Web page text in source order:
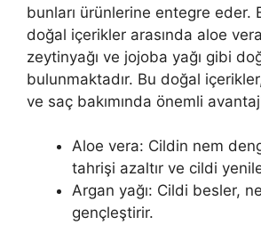
bunları ürünlerine entegre eder.
doğal içerikler arasında aloe
zeytinyağı ve jojoba yağı gibi
bulunmaktadır. Bu doğal
ve saç bakımında önemli
Aloe vera: Cildin nem
tahrişi azaltır ve cildi
Argan yağı: Cildi besler,
gençleştirir.